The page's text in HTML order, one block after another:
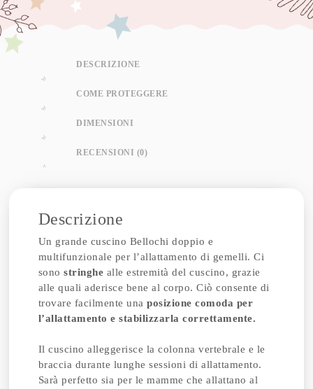
DESCRIZIONE
COME PROTEGGERE
DIMENSIONI
RECENSIONI (0)
Descrizione
Un grande cuscino Bellochi doppio e
multifunzionale per l’allattamento di gemelli. Ci
sonostringhe alle estremità del cuscino, grazie
alle quali aderisce bene al corpo. Ciò consente di
trovare facilmente unaposizione comoda per
l’allattamento e stabilizzarla correttamente.
Il cuscino alleggerisce la colonna vertebrale e le
braccia durante lunghe sessioni di allattamento.
Sarà perfetto sia per le mamme che allattano al